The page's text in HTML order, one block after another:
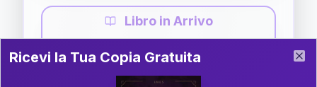
Libro in Arrivo
Guida completa di Coppia
Il libro è in fase di scrittura. Iscriviti alla newsletter
Ricevi la Tua Copia Gratuita del Libro
Ricevi la Tua Copia Gratuita